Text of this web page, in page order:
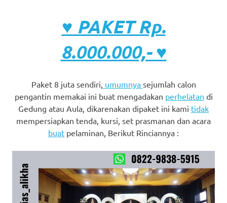
♥ PAKET Rp.
8.000.000,- ♥
Paket 8 juta sendiri, umumnya sejumlah calon
pengantin memakai ini buat mengadakan perhelatan di
Gedung atau Aula, dikarenakan dipaket ini kami tidak
mempersiapkan tenda, kursi, set prasmanan dan acara
buat pelaminan, Berikut Rinciannya :